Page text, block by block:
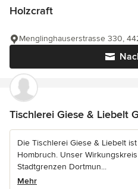
Holzcraft
Menglinghauserstrasse 330,
Tischlerei Giese & Liebelt
Die Tischlerei Giese & Liebelt
Hombruch. Unser
Stadtgrenzen Dortmun...
Mehr